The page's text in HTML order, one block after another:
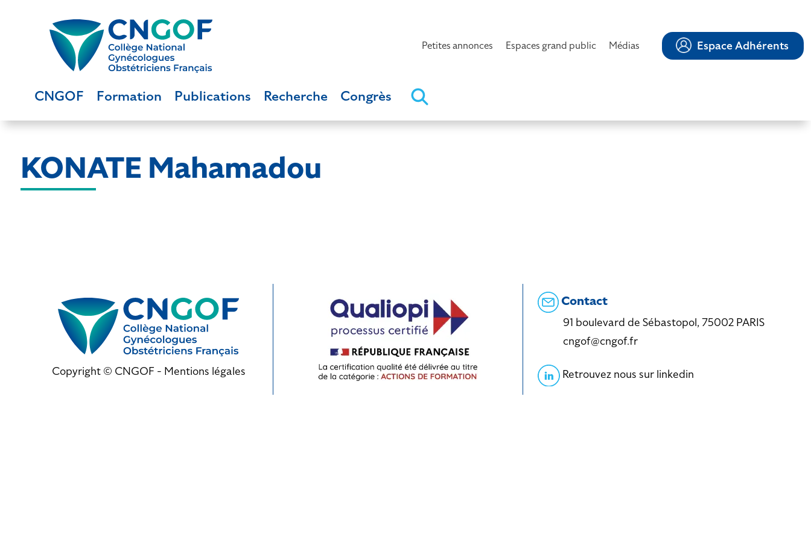
Petites annonces Espaces grand public Médias Espace Adhérents
CNGOF Formation Publications Recherche Congrès
KONATE Mahamadou
Copyright © CNGOF - Mentions légales
Contact
91 boulevard de Sébastopol, 75002 PARIS
cngof@cngof.fr
Retrouvez nous sur linkedin